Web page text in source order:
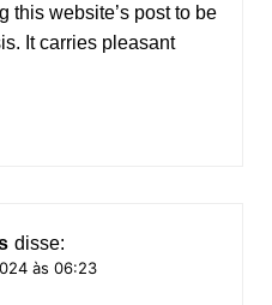
this website’s post to be
It carries pleasant
disse:
às 06:23